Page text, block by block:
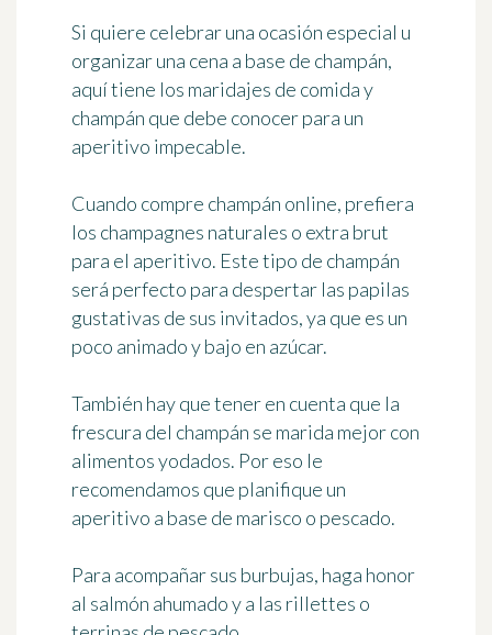
Si quiere celebrar una ocasión especial u
organizar una cena a base de champán,
aquí tiene los maridajes de comida y
champán que debe conocerpara un
aperitivo impecable.
Cuando compre champán online, prefiera
los champagnes naturales o extra brut
para el aperitivo. Este tipo de champán
será perfecto para despertar las papilas
gustativas de sus invitados, ya que es un
poco animado y bajo en azúcar.
También hay que tener en cuenta que la
frescura del champán se marida mejorcon
alimentos yodados. Por eso le
recomendamos que planifique un
aperitivo a base de marisco o pescado.
Para acompañar sus burbujas, haga honor
al salmón ahumado y a las rillettes o